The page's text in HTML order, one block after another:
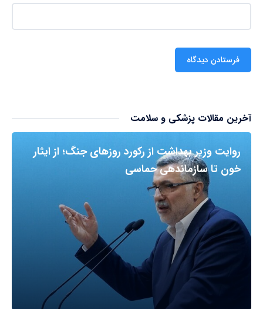
آخرین مقالات پزشکی و سلامت
روایت وزیر بهداشت از رکورد روزهای جنگ؛ از ایثار
خون تا سازماندهی حماسی